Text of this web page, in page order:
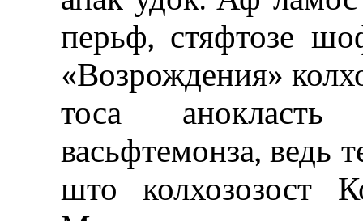
перьф, стяфтозе
«Возрождения»
тоса анокласть
васьфтемонза, ведь
што колхозозост